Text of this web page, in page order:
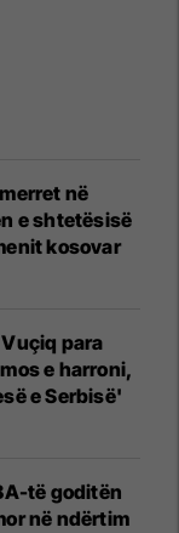
në
e shtetësisë
kosovar
para
e harroni,
e Serbisë'
të goditën
në ndërtim